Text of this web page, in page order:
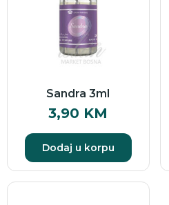
Sandra 3ml
3,90 KM
Dodaj u korpu